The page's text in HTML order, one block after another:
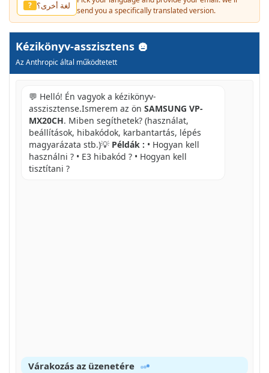
? لغة أخرى؟
send you a specifically translated version.
Kézikönyv-asszisztens
Az Anthropic által működtetett
💬 Helló! Én vagyok a kézikönyv-
asszisztense.Ismerem az ön SAMSUNG VP-
MX20CH. Miben segíthetek? (használat,
beállítások, hibakódok, karbantartás, lépés
magyarázata stb.)💡 Példák : • Hogyan kell
használni ? • E3 hibakód ? • Hogyan kell
tisztítani ?
Várakozás az üzenetére